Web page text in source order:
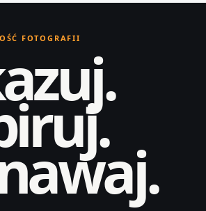
FOTOGRAFII